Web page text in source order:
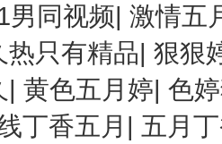
男同视频| 激情五
热只有精品|狠狠
|黄色五月婷|色
丁香五月 | 五月